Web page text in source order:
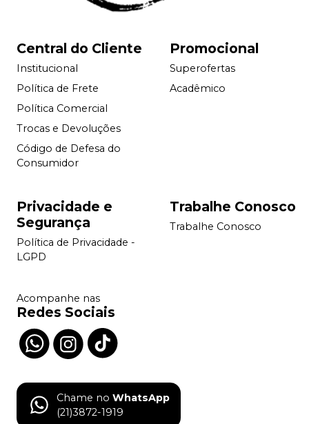
Central do Cliente
Institucional
Política de Frete
Política Comercial
Trocas e Devoluções
Código de Defesa do
Consumidor
Promocional
Superofertas
Acadêmico
Privacidade e
Segurança
Política de Privacidade -
LGPD
Trabalhe Conosco
Trabalhe Conosco
Acompanhe nas
Redes Sociais
Chame no WhatsApp
(21)3872-1919